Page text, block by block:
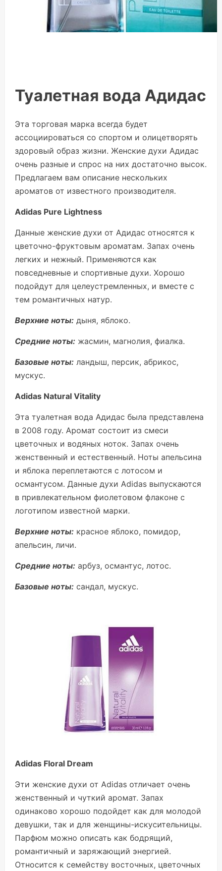
Туалетная вода Адидас
Эта торговая марка всегда будет
ассоциироваться со спортом и олицетворять
здоровый образ жизни. Женские духи Адидас
очень разные и спрос на них достаточно высок.
Предлагаем вам описание нескольких
ароматов от известного производителя.
Adidas Pure Lightness
Данные женские духи от Адидас относятся к
цветочно-фруктовым ароматам. Запах очень
легких и нежный. Применяются как
повседневные и спортивные духи. Хорошо
подойдут для целеустремленных, и вместе с
тем романтичных натур.
Верхние ноты: дыня, яблоко.
Средние ноты: жасмин, магнолия, фиалка.
Базовые ноты: ландыш, персик, абрикос,
мускус.
Adidas Natural Vitality
Эта туалетная вода Адидас была представлена
в 2008 году. Аромат состоит из смеси
цветочных и водяных ноток. Запах очень
женственный и естественный. Ноты апельсина
и яблока переплетаются с лотосом и
османтусом. Данные духи Adidas выпускаются
в привлекательном фиолетовом флаконе с
логотипом известной марки.
Верхние ноты: красное яблоко, помидор,
апельсин, личи.
Средние ноты: арбуз, османтус, лотос.
Базовые ноты: сандал, мускус.
Аdidas Floral Dream
Эти женские духи от Аdidas отличает очень
женственный и чуткий аромат. Запах
одинаково хорошо подойдет как для молодой
девушки, так и для женщины-искусительницы.
Парфюм можно описать как бодрящий,
романтичный и заряжающий энергией.
Относится к семейству восточных, цветочных